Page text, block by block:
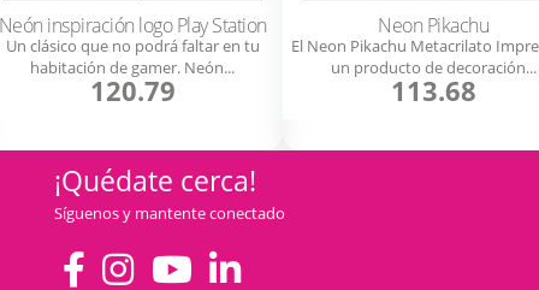
inspiración logo Play Station
Un clásico que no podrá faltar en tu
habitación de gamer. Neón...
120.79
Neon Pikachu
El Neon Pikachu Metacrilato
un producto de decoración...
113.68
¡Quédate cerca!
Síguenos y mantente conectado